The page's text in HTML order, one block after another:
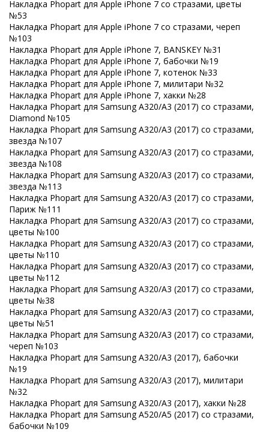
Накладка Phopart для Apple iPhone 7 со стразами, цветы
№53
Накладка Phopart для Apple iPhone 7 со стразами, череп
№103
Накладка Phopart для Apple iPhone 7, BANSKEY №31
Накладка Phopart для Apple iPhone 7, бабочки №19
Накладка Phopart для Apple iPhone 7, котенок №33
Накладка Phopart для Apple iPhone 7, милитари №32
Накладка Phopart для Apple iPhone 7, хакки №28
Накладка Phopart для Samsung A320/A3 (2017) со стразами,
Diamond №105
Накладка Phopart для Samsung A320/A3 (2017) со стразами,
звезда №107
Накладка Phopart для Samsung A320/A3 (2017) со стразами,
звезда №108
Накладка Phopart для Samsung A320/A3 (2017) со стразами,
звезда №113
Накладка Phopart для Samsung A320/A3 (2017) со стразами,
Париж №111
Накладка Phopart для Samsung A320/A3 (2017) со стразами,
цветы №100
Накладка Phopart для Samsung A320/A3 (2017) со стразами,
цветы №110
Накладка Phopart для Samsung A320/A3 (2017) со стразами,
цветы №112
Накладка Phopart для Samsung A320/A3 (2017) со стразами,
цветы №38
Накладка Phopart для Samsung A320/A3 (2017) со стразами,
цветы №51
Накладка Phopart для Samsung A320/A3 (2017) со стразами,
череп №103
Накладка Phopart для Samsung A320/A3 (2017), бабочки
№19
Накладка Phopart для Samsung A320/A3 (2017), милитари
№32
Накладка Phopart для Samsung A320/A3 (2017), хакки №28
Накладка Phopart для Samsung A520/A5 (2017) со стразами,
бабочки №109